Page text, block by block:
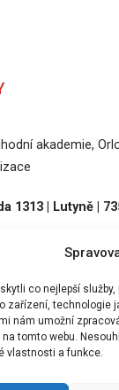
co nejlepší
zařízení, technologie
nám umožní
na tomto webu.
vlastnosti a funkce.
akademie,
1313 | Lutyně |